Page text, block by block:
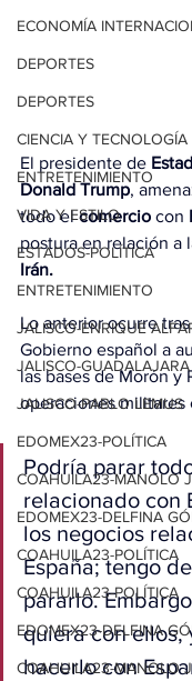
ECONOMÍA
DEPORTES
DEPORTES
CIENCIA Y TECNOLOGÍA
ENTRETENIMIENTO
VIDA Y ESTILO
ESTADOS-POLÍTICA
ENTRETENIMIENTO
JALISCO-ENRIQUE
JALISCO-GUADALAJARA
JALISCO-PABLO LEMUS
EDOMEX23-POLÍTICA
COAHUILA23-MANOLO
EDOMEX23-DELFINA
COAHUILA23-POLÍTICA
COAHUILA23-POLÍTICA
EDOMEX23-DELFINA
COAHUILA23-MANOLO
El presidente de
Donald Trump,
todo el comercio con
postura en relación a
Irán.
Lo anterior ocurre
Gobierno español a
las bases de Morón y
operaciones militares
Podría parar
relacionado con
los negocios
España; tengo
pararlo.
quiera con ellos,
hacerlo con